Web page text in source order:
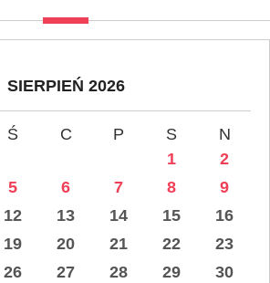
SIERPIEŃ 2026
Ś C P S
N
1
2
5 6 7 8
9
12 13 14 15
16
19 20 21 22
23
26 27 28 29
30